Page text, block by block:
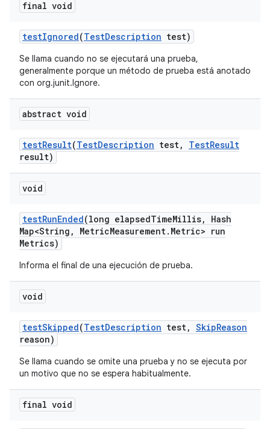
final void
testIgnored(TestDescription test)
Se llama cuando no se ejecutará una prueba,
generalmente porque un método de prueba está anotado
con org.junit.Ignore.
abstract void
testResult(TestDescription test, TestResult
result)
void
testRunEnded(long elapsedTimeMillis,
Hash
Map<String , MetricMeasurement. Metric> run
Metrics)
Informa el final de una ejecución de prueba.
void
testSkipped(TestDescription test, SkipReason
reason)
Se llama cuando se omite una prueba y no se ejecuta por
un motivo que no se espera habitualmente.
final void